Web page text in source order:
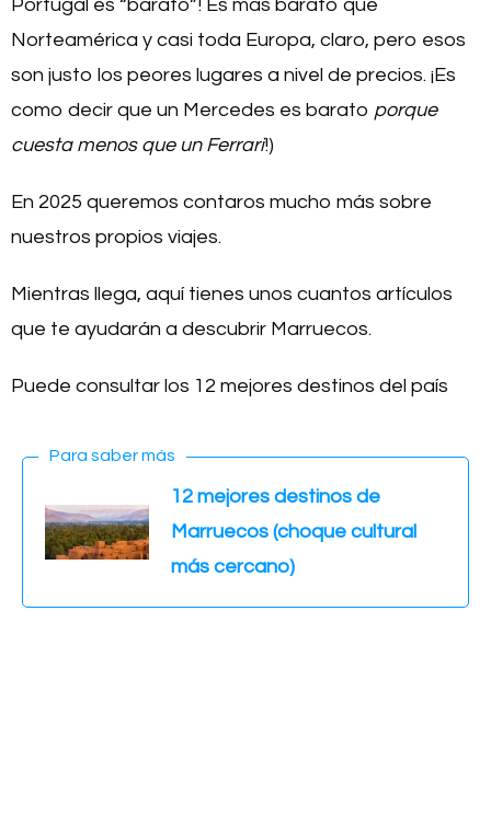
Portugal es “barato”! Es más barato que
Norteamérica y casi toda Europa, claro, pero esos
son justo los peores lugares a nivel de precios. ¡Es
como decir que un Mercedes es barato porque
cuesta menos que un Ferrari!)
En 2025 queremos contaros mucho más sobre
nuestros propios viajes.
Mientras llega, aquí tienes unos cuantos artículos
que te ayudarán a descubrir Marruecos.
Puede consultar los 12 mejores destinos del país
Para saber más
12 mejores destinos de
Marruecos (choque cultural
más cercano)